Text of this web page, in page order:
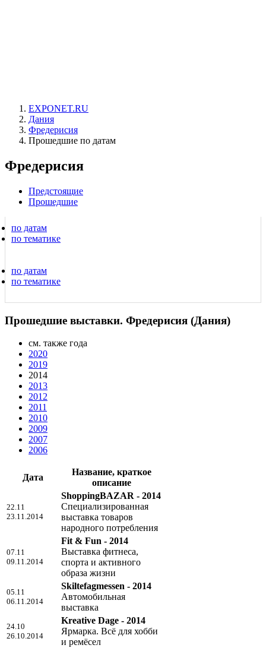
EXPONET.RU
Дания
Фредериcия
Прошедшие по датам
Фредериcия
Предстоящие
Прошедшие
по датам
по тематике
по датам
по тематике
Прошедшие выставки. Фредериcия (Дания)
см. также года
2020
2019
2014
2013
2012
2011
2010
2009
2007
2006
Дата
Название, краткое
описание
22.11
23.11.2014
ShoppingBAZAR - 2014
Специализированная
выставка товаров
народного потребления
07.11
09.11.2014
Fit & Fun - 2014
Выставка фитнеса,
спорта и активного
образа жизни
05.11
06.11.2014
Skiltefagmessen - 2014
Автомобильная
выставка
24.10
26.10.2014
Kreative Dage - 2014
Ярмарка. Всё для хобби
и ремёсел